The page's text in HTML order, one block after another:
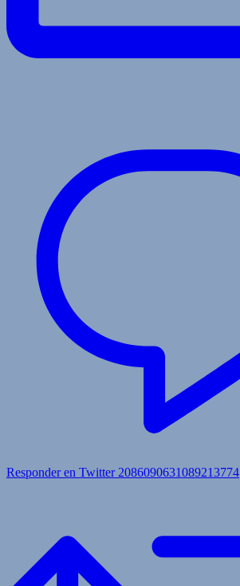
Responder en Twitter 2086090631089213774